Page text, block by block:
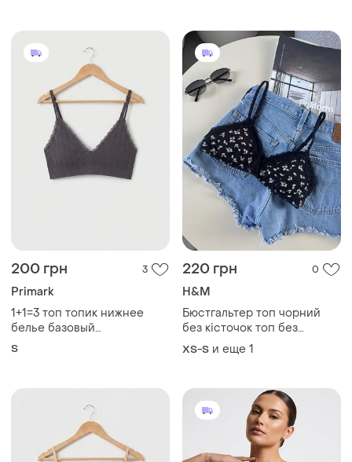
200 грн 3
Primark
1+1=3 топ топик нижнее
белье базовый
классический primark сток
S
220 грн 0
H&M
Бюстгальтер топ чорний
без кісточок топ без
кісточок бюстгальтер бра
без кісточок
XS-S и еще 1